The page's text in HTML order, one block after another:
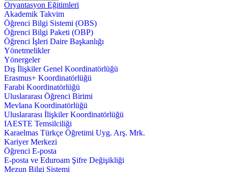
Oryantasyon Eğitimleri
Akademik Takvim
Öğrenci Bilgi Sistemi (OBS)
Öğrenci Bilgi Paketi (OBP)
Öğrenci İşleri Daire Başkanlığı
Yönetmelikler
Yönergeler
Dış İlişkiler Genel Koordinatörlüğü
Erasmus+ Koordinatörlüğü
Farabi Koordinatörlüğü
Uluslararası Öğrenci Birimi
Mevlana Koordinatörlüğü
Uluslararası İlişkiler Koordinatörlüğü
IAESTE Temsilciliği
Karaelmas Türkçe Öğretimi Uyg. Arş. Mrk.
Kariyer Merkezi
Öğrenci E-posta
E-posta ve Eduroam Şifre Değişikliği
Mezun Bilgi Sistemi